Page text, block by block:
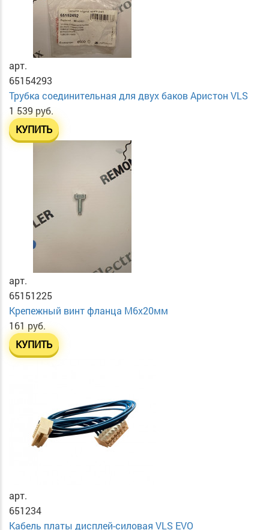
арт.
65154293
Трубка соединительная для двух баков Аристон VLS
1 539 руб.
КУПИТЬ
арт.
65151225
Крепежный винт фланца М6х20мм
161 руб.
КУПИТЬ
арт.
651234
Кабель платы дисплей-силовая VLS EVO